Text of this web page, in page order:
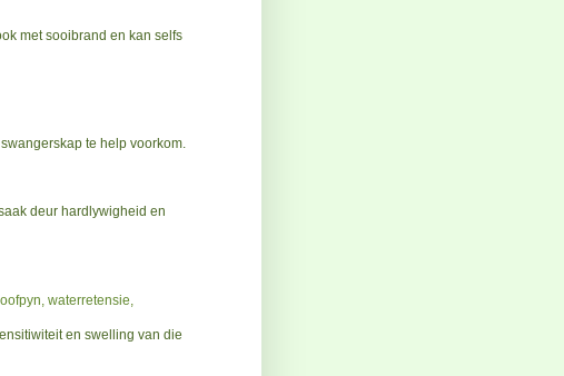
met sooibrand en kan selfs
te help voorkom.
deur hardlywigheid en
waterretensie,
en swelling van die